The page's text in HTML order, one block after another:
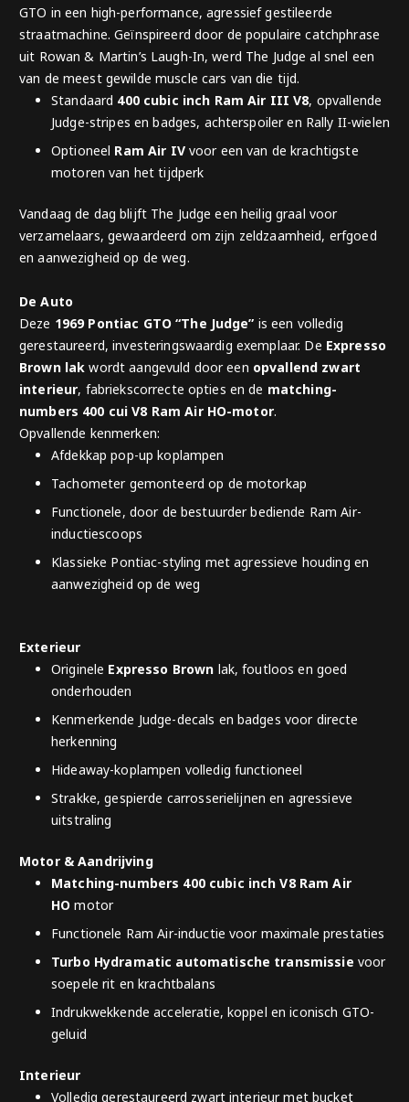
GTO in een high-performance, agressief gestileerde
straatmachine. Geïnspireerd door de populaire catchphrase
uit Rowan & Martin’s Laugh-In, werd The Judge al snel een
van de meest gewilde muscle cars van die tijd.
Standaard 400 cubic inch Ram Air III V8, opvallende
Judge-stripes en badges, achterspoiler en Rally II-wielen
Optioneel Ram Air IVvoor een van de krachtigste
motoren van het tijdperk
Vandaag de dag blijft The Judge een heilig graal voor
verzamelaars, gewaardeerd om zijn zeldzaamheid, erfgoed
en aanwezigheid op de weg.
De Auto
Deze 1969 Pontiac GTO “The Judge” is een volledig
gerestaureerd, investeringswaardig exemplaar. De Expresso
Brown lak wordt aangevuld door een opvallend zwart
interieur, fabriekscorrecte opties en de matching-
numbers 400 cui V8 Ram Air HO-motor.
Opvallende kenmerken:
Afdekkap pop-up koplampen
Tachometer gemonteerd op de motorkap
Functionele, door de bestuurder bediende Ram Air-
inductiescoops
Klassieke Pontiac-styling met agressieve houding en
aanwezigheid op de weg
Exterieur
Originele Expresso Brown lak, foutloos en goed
onderhouden
Kenmerkende Judge-decals en badges voor directe
herkenning
Hideaway-koplampen volledig functioneel
Strakke, gespierde carrosserielijnen en agressieve
uitstraling
Motor & Aandrijving
Matching-numbers 400 cubic inch V8 Ram Air
HO motor
Functionele Ram Air-inductie voor maximale prestaties
Turbo Hydramatic automatische transmissie voor
soepele rit en krachtbalans
Indrukwekkende acceleratie, koppel en iconisch GTO-
geluid
Interieur
Volledig gerestaureerd zwart interieur met bucket